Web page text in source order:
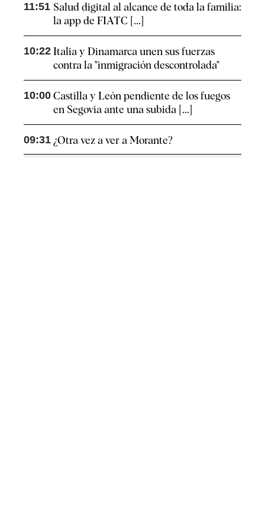
11:51 Salud digital al alcance de toda la familia:
la app de FIATC [...]
10:22 Italia y Dinamarca unen sus fuerzas
contra la "inmigración descontrolada"
10:00 Castilla y León pendiente de los fuegos
en Segovia ante una subida [...]
09:31 ¿Otra vez a ver a Morante?